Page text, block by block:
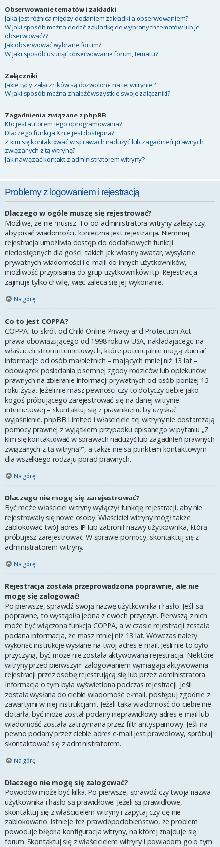
Obserwowanie tematów i zakładki
Jaka jest różnica między dodaniem zakładki a obserwowaniem?
W jaki sposób można dodać zakładkę do wybranych tematów lub je
obserwować??
Jak obserwować wybrane forum?
W jaki sposób usunąć obserwowanie forum, tematu?
Załączniki
Jakie typy załączników są dozwolone na tej witrynie?
W jaki sposób można znaleźć wszystkie swoje załączniki?
Zagadnienia związane z phpBB
Kto jest autorem tego oprogramowania?
Dlaczego funkcja X nie jest dostępna?
Z kim się kontaktować w sprawach nadużyć lub zagadnień prawnych
związanych z tą witryną?
Jak nawiązać kontakt z administratorem witryny?
Problemy z logowaniem i rejestracją
Dlaczego w ogóle muszę się rejestrować?
Możliwe, że nie musisz. To od administratora witryny zależy czy,
aby pisać wiadomości, konieczna jest rejestracja. Niemniej
rejestracja umożliwia dostęp do dodatkowych funkcji
niedostępnych dla gości, takich jak własny awatar, wysyłanie
prywatnych wiadomości i e-maili do innych użytkowników,
możliwość przypisania do grup użytkowników itp. Rejestracja
zajmuje tylko chwilę, więc zaleca się jej wykonanie.
Na górę
Co to jest COPPA?
COPPA, to skrót od Child Online Privacy and Protection Act –
prawa obowiązującego od 1998 roku w USA, nakładającego na
właścicieli stron internetowych, które potencjalnie mogą zbierać
informacje od osób małoletnich – mających mniej niż 13 lat –
obowiązek posiadania pisemnej zgody rodziców lub opiekunów
prawnych na zbieranie informacji prywatnych od osób poniżej 13
roku życia. Jeżeli nie masz pewności czy to dotyczy ciebie jako
kogoś próbującego zarejestrować się na danej witrynie
internetowej – skontaktuj się z prawnikiem, by uzyskać
wyjaśnienie. phpBB Limited i właściciele tej witryny nie dostarczają
pomocy prawnej z wyjątkiem przypadku opisanego w pytaniu „Z
kim się kontaktować w sprawach nadużyć lub zagadnień prawnych
związanych z tą witryną?”, a także nie są punktem kontaktowym
dla wszelkiego rodzaju porad prawnych.
Na górę
Dlaczego nie mogę się zarejestrować?
Być może właściciel witryny wyłączył funkcję rejestracji, aby nie
rejestrowały się nowe osoby. Właściciel witryny mógł także
zablokować twój adres IP lub zabronił nazwy użytkownika, którą
próbujesz zarejestrować. W sprawie pomocy, skontaktuj się z
administratorem witryny.
Na górę
Rejestracja została przeprowadzona poprawnie, ale nie
mogę się zalogować!
Po pierwsze, sprawdź swoją nazwę użytkownika i hasło. Jeśli są
poprawne, to wystąpiła jedna z dwóch przyczyn. Pierwszą z nich
może być włączona funkcja COPPA, a w czasie rejestracji została
podana informacja, że masz mniej niż 13 lat. Wówczas należy
wykonać instrukcje wysłane na twój adres e-mail. Jeśli nie to było
przyczyną, być może nie została aktywowana rejestracja. Niektóre
witryny przed pierwszym zalogowaniem wymagają aktywowania
rejestracji przez osobę rejestrującą się lub przez administratora.
Informacja o tym była wyświetlona podczas rejestracji. Jeśli
została wysłana do ciebie wiadomość e-mail, postępuj zgodnie z
zawartymi w niej instrukcjami. Jeżeli taka wiadomość do ciebie nie
dotarła, być może został podany nieprawidłowy adres e-mail lub
wiadomość została zatrzymana przez filtr antyspamowy. Jeśli na
pewno podany przez ciebie adres e-mail jest prawidłowy, spróbuj
skontaktować się z administratorem.
Na górę
Dlaczego nie mogę się zalogować?
Powodów może być kilka. Po pierwsze, sprawdź czy twoja nazwa
użytkownika i hasło są prawidłowe. Jeżeli są prawidłowe,
skontaktuj się z właścicielem witryny i zapytaj czy cię nie
zablokowano. Istnieje też prawdopodobieństwo, że problem
powoduje błędna konfiguracja witryny, na której znajduje się
forum. Skontaktuj się z właścicielem witryny i powiadom go o tym